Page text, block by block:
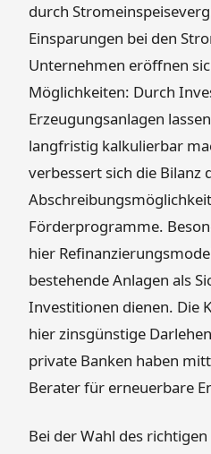
durch
Einsparungen bei den
Unternehmen eröffnen
Möglichkeiten: Durch
Erzeugungsanlagen
langfristig kalkulierbar
verbessert sich die Bilanz
Förderprogramme.
hier
bestehende Anlagen als
Investitionen dienen. Die
hier zinsgünstige
private Banken haben
Berater für erneuerbare
Bei der Wahl des